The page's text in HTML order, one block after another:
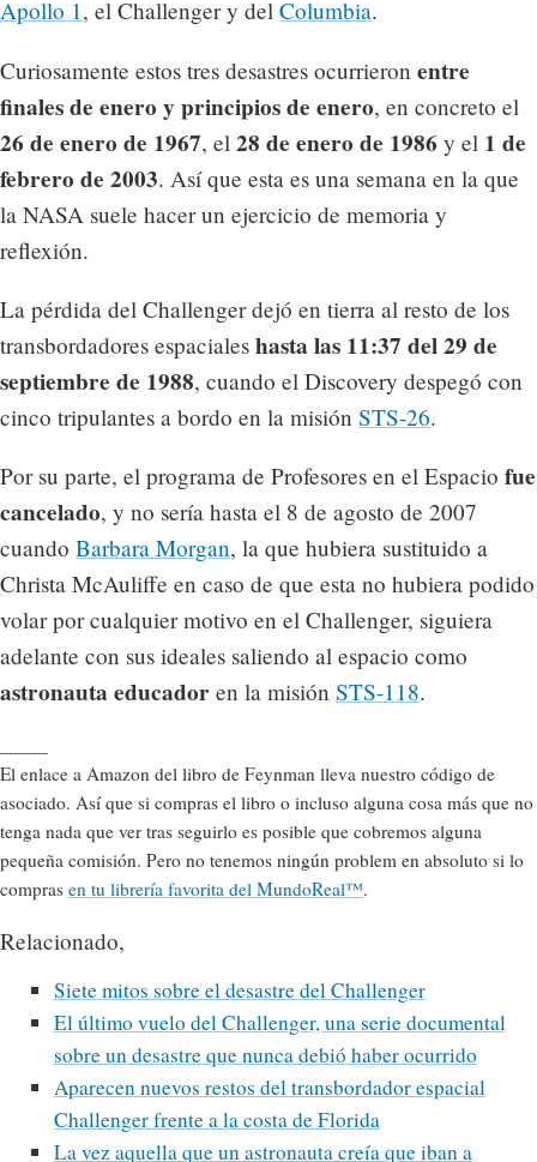
Apollo 1, el Challenger y del Columbia.
Curiosamente estos tres desastres ocurrieron entre
finales de enero y principios de enero, en concreto el
26 de enero de 1967, el 28 de enero de 1986 y el 1 de
febrero de 2003. Así que esta es una semana en la que
la NASA suele hacer un ejercicio de memoria y
reflexión.
La pérdida del Challenger dejó en tierra al resto de los
transbordadores espaciales hasta las 11:37 del 29 de
septiembre de 1988, cuando el Discovery despegó con
cinco tripulantes a bordo en la misión STS-26.
Por su parte, el programa de Profesores en el Espacio fue
cancelado, y no sería hasta el 8 de agosto de 2007
cuando Barbara Morgan, la que hubiera sustituido a
Christa McAuliffe en caso de que esta no hubiera podido
volar por cualquier motivo en el Challenger, siguiera
adelante con sus ideales saliendo al espacio como
astronauta educador en la misión STS-118.
El enlace a Amazon del libro de Feynman lleva nuestro código de
asociado. Así que si compras el libro o incluso alguna cosa más que no
tenga nada que ver tras seguirlo es posible que cobremos alguna
pequeña comisión. Pero no tenemos ningún problem en absoluto si lo
compras en tu librería favorita del MundoReal™.
Relacionado,
Siete mitos sobre el desastre del Challenger
El último vuelo del Challenger, una serie documental
sobre un desastre que nunca debió haber ocurrido
Aparecen nuevos restos del transbordador espacial
Challenger frente a la costa de Florida
La vez aquella que un astronauta creía que iban a